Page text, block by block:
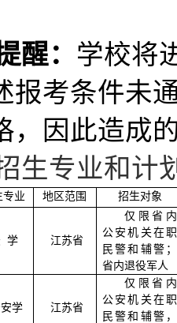
醒： 学校将
报考条件未
，因此造成
生专业和计
专业 地区范围 招生对象
学 江苏省
仅限省内
公安机关在职
民警和辅警；
省内退役军人
学 江苏省
仅限省内
公安机关在职
民警和辅警，